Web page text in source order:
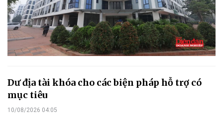
Dư địa tài khóa cho các biện pháp hỗ trợ có
mục tiêu
10/08/2026 04:05